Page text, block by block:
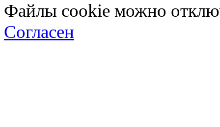
Файлы cookie можно
Согласен